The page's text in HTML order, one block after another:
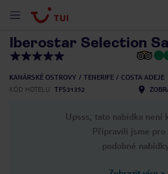
Iberostar Selection
KANÁRSKÉ OSTROVY TENERIFE
COSTA ADEJE
KÓD HOTELU
TFS31352
Upsss, tato nabídka není
Připravili jsme pro
podobné